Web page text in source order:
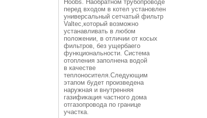
Hoobs. Наобратном трубопроводе
перед входом в котел установлен
универсальный сетчатый фильтр
Valtec,который возможно
устанавливать в любом
положении, в отличии от косых
фильтров, без ущербаего
функциональности. Система
отопления заполнена водой
в качестве
теплоносителя.Следующим
этапом будет произведена
наружная и внутренняя
газификация частного дома
отгазопровода по границе
участка.